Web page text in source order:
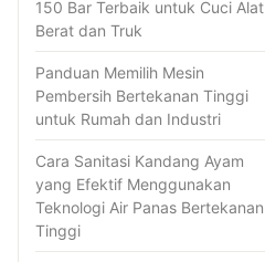
150 Bar Terbaik untuk Cuci Alat
Berat dan Truk
Panduan Memilih Mesin
Pembersih Bertekanan Tinggi
untuk Rumah dan Industri
Cara Sanitasi Kandang Ayam
yang Efektif Menggunakan
Teknologi Air Panas Bertekanan
Tinggi